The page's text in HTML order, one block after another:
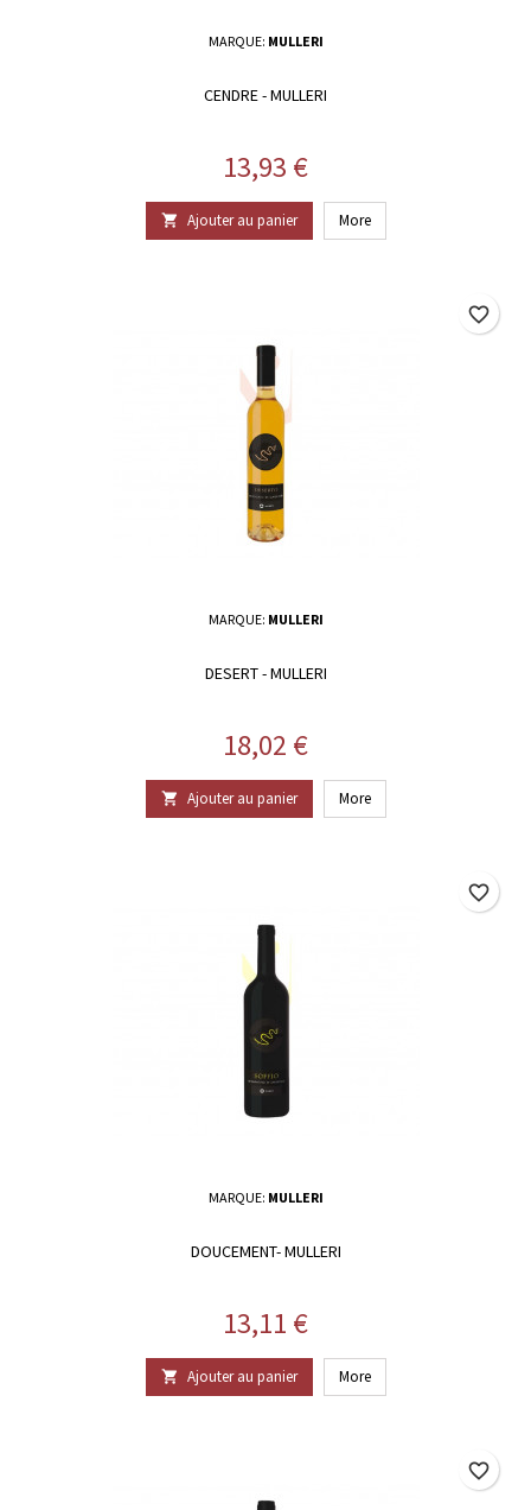
MARQUE: MULLERI
CENDRE - MULLERI
Prix
13,93 €
 Ajouter au panier More
MARQUE: MULLERI
DESERT - MULLERI
Prix
18,02 €
 Ajouter au panier More
favorite_border
MARQUE: MULLERI
DOUCEMENT- MULLERI
Prix
13,11 €
 Ajouter au panier More
favorite_border
favorite_border